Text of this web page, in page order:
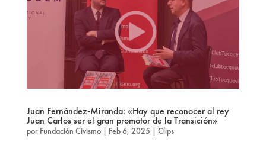
Juan Fernández-Miranda: «Hay que reconocer al rey
Juan Carlos ser el gran promotor de la Transición»
por Fundación Civismo| Feb 6, 2025 | Clips